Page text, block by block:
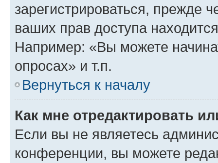
зарегистрироваться, прежде
ваших прав доступа
Например: «Вы можете
опросах» и т.п.
Вернуться к началу
Как мне отредактировать
Если вы не являетесь
конференции, вы можете